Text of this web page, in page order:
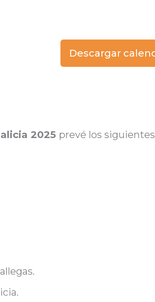
Descargar
2025 prevé los siguientes